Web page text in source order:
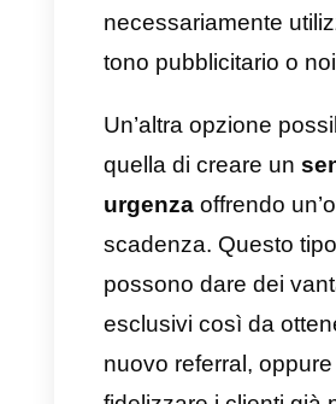
programma
consentono di
in maniera
database dei
anche l’invio dei
broadcast.
quella di scrivere